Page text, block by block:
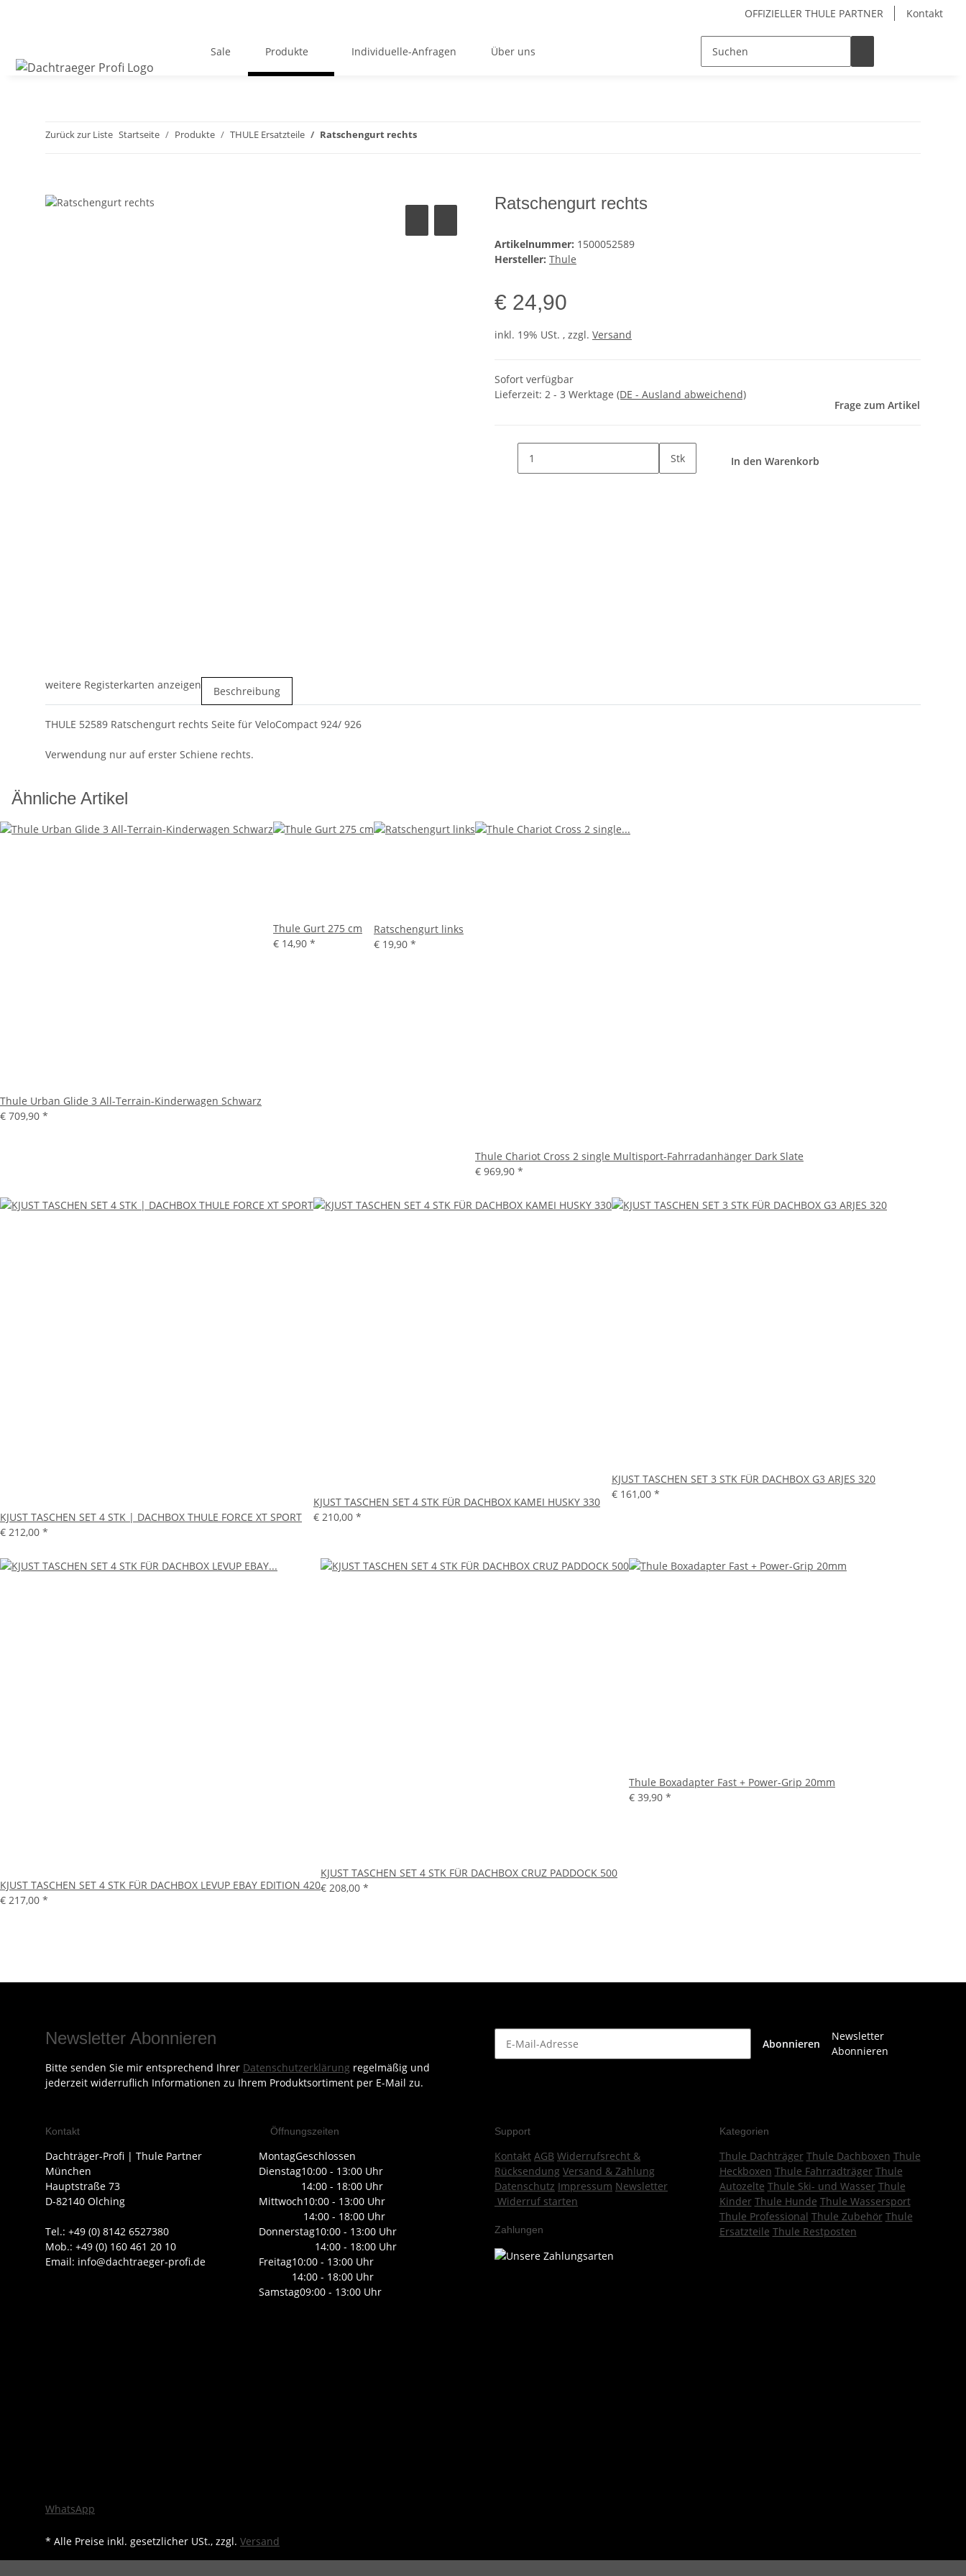
OFFIZIELLER THULE PARTNER Kontakt
Sale Produkte Individuelle-Anfragen Über uns
Zurück zur Liste Startseite Produkte THULE Ersatzteile Ratschengurt rechts
Ratschengurt rechts
Artikelnummer: 1500052589
Hersteller: Thule
€ 24,90
inkl. 19% USt. , zzgl. Versand
Sofort verfügbar
Lieferzeit: 2 - 3 Werktage (DE - Ausland abweichend)
Frage zum Artikel
Stk In den Warenkorb
weitere Registerkarten anzeigen Beschreibung
THULE 52589 Ratschengurt rechts Seite für VeloCompact 924/ 926
Verwendung nur auf erster Schiene rechts.
Ähnliche Artikel
Thule Urban Glide 3 All-Terrain-Kinderwagen Schwarz
€ 709,90 *
Thule Gurt 275 cm
€ 14,90 *
Ratschengurt links
€ 19,90 *
Thule Chariot Cross 2 single Multisport-Fahrradanhänger Dark Slate
€ 969,90 *
KJUST TASCHEN SET 4 STK | DACHBOX THULE FORCE XT SPORT
€ 212,00 *
KJUST TASCHEN SET 4 STK FÜR DACHBOX KAMEI HUSKY 330
€ 210,00 *
KJUST TASCHEN SET 3 STK FÜR DACHBOX G3 ARJES 320
€ 161,00 *
KJUST TASCHEN SET 4 STK FÜR DACHBOX LEVUP EBAY EDITION 420
€ 217,00 *
KJUST TASCHEN SET 4 STK FÜR DACHBOX CRUZ PADDOCK 500
€ 208,00 *
Thule Boxadapter Fast + Power-Grip 20mm
€ 39,90 *
Newsletter Abonnieren
Bitte senden Sie mir entsprechend Ihrer Datenschutzerklärung regelmäßig und
jederzeit widerruflich Informationen zu Ihrem Produktsortiment per E-Mail zu.
Abonnieren
Newsletter
Abonnieren
Kontakt
Dachträger-Profi | Thule Partner
München
Hauptstraße 73
D-82140 Olching
Tel.: +49 (0) 8142 6527380
Mob.: +49 (0) 160 461 20 10
Email: info@dachtraeger-profi.de
WhatsApp
Öffnungszeiten
MontagGeschlossen
Dienstag10:00 - 13:00 Uhr
14:00 - 18:00 Uhr
Mittwoch10:00 - 13:00 Uhr
14:00 - 18:00 Uhr
Donnerstag10:00 - 13:00 Uhr
14:00 - 18:00 Uhr
Freitag10:00 - 13:00 Uhr
14:00 - 18:00 Uhr
Samstag09:00 - 13:00 Uhr
Support
Kontakt AGB Widerrufsrecht &
Rücksendung Versand & Zahlung
Datenschutz Impressum Newsletter
Widerruf starten
Zahlungen
Kategorien
Thule Dachträger Thule Dachboxen Thule
Heckboxen Thule Fahrradträger Thule
Autozelte Thule Ski- und Wasser Thule
Kinder Thule Hunde Thule Wassersport
Thule Professional Thule Zubehör Thule
Ersatzteile Thule Restposten
* Alle Preise inkl. gesetzlicher USt., zzgl. Versand